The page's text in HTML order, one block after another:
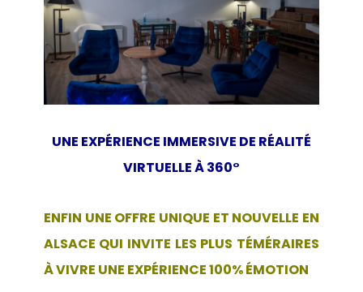
UNE EXPÉRIENCE IMMERSIVE DE RÉALITÉ
VIRTUELLE À 360°
ENFIN UNE OFFRE UNIQUE ET NOUVELLE EN
ALSACE QUI INVITE LES PLUS TÉMÉRAIRES
À VIVRE UNE EXPÉRIENCE 100% ÉMOTION